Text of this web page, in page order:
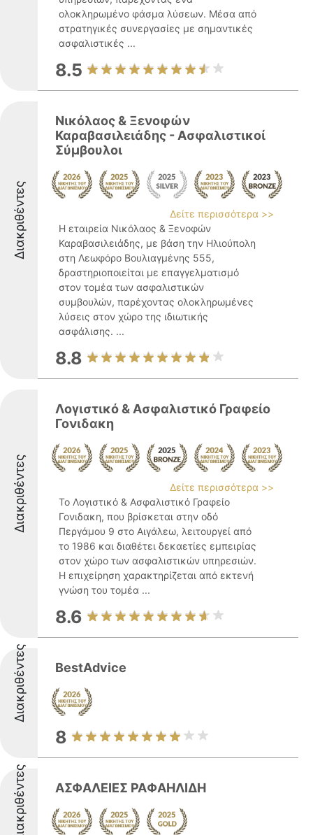
ολοκληρωμένο φάσμα λύσεων. Μέσα από
στρατηγικές συνεργασίες με σημαντικές
ασφαλιστικές ...
8.5
Διακριθέντες
Νικόλαος & Ξενοφών
Καραβασιλειάδης - Ασφαλιστικοί
Σύμβουλοι
Δείτε περισσότερα >>
Η εταιρεία Νικόλαος & Ξενοφών
Καραβασιλειάδης, με βάση την Ηλιούπολη
στη Λεωφόρο Βουλιαγμένης 555,
δραστηριοποιείται με επαγγελματισμό
στον τομέα των ασφαλιστικών
συμβουλών, παρέχοντας ολοκληρωμένες
λύσεις στον χώρο της ιδιωτικής
ασφάλισης. ...
8.8
Διακριθέντες
Λογιστικό & Ασφαλιστικό Γραφείο
Γονιδακη
Δείτε περισσότερα >>
Το Λογιστικό & Ασφαλιστικό Γραφείο
Γονιδακη, που βρίσκεται στην οδό
Περγάμου 9 στο Αιγάλεω, λειτουργεί από
το 1986 και διαθέτει δεκαετίες εμπειρίας
στον χώρο των ασφαλιστικών υπηρεσιών.
Η επιχείρηση χαρακτηρίζεται από εκτενή
γνώση του τομέα ...
8.6
Διακριθέντες BestAdvice
8
Διακριθέντες ΑΣΦΑΛΕΙΕΣ ΡΑΦΑΗΛΙΔΗ